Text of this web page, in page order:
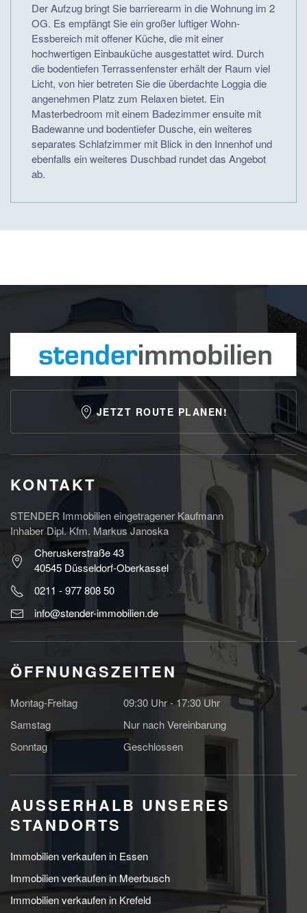
Der Aufzug bringt Sie barrierearm in die Wohnung im 2
OG. Es empfängt Sie ein großer luftiger Wohn-
Essbereich mit offener Küche, die mit einer
hochwertigen Einbauküche ausgestattet wird. Durch
die bodentiefen Terrassenfenster erhält der Raum viel
Licht, von hier betreten Sie die überdachte Loggia die
angenehmen Platz zum Relaxen bietet. Ein
Masterbedroom mit einem Badezimmer ensuite mit
Badewanne und bodentiefer Dusche, ein weiteres
separates Schlafzimmer mit Blick in den Innenhof und
ebenfalls ein weiteres Duschbad rundet das Angebot
ab.
JETZT ROUTE PLANEN!
KONTAKT
STENDER Immobilien eingetragener Kaufmann
Inhaber Dipl. Kfm. Markus Janoska
Cheruskerstraße 43
40545 Düsseldorf-Oberkassel
0211 - 977 808 50
info@stender-immobilien.de
ÖFFNUNGSZEITEN
Montag-Freitag
09:30 Uhr - 17:30 Uhr
Samstag
Nur nach Vereinbarung
Sonntag
Geschlossen
AUSSERHALB UNSERES S
TANDORTS
Immobilien verkaufen in Essen
Immobilien verkaufen in Meerbusch
Immobilien verkaufen in Krefeld